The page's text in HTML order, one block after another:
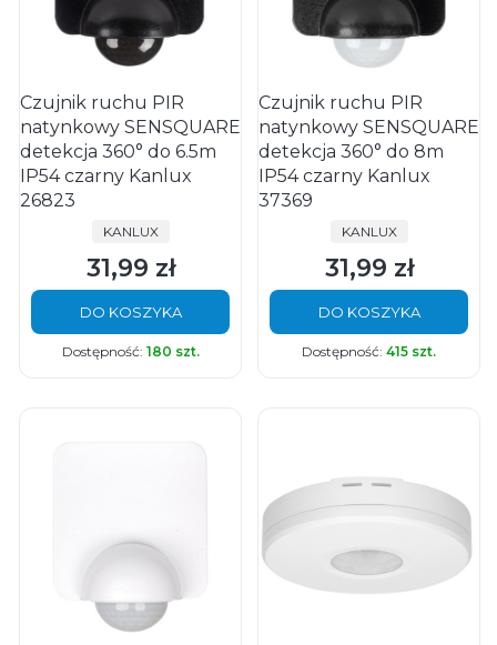
Czujnik ruchu PIR
natynkowy SENSQUARE
detekcja 360° do 6.5m
IP54 czarny Kanlux
26823
PRODUCENT
KANLUX
Cena
31,99 zł
DO KOSZYKA
Dostępność: 180 szt.
Czujnik ruchu PIR
natynkowy SENSQUARE
detekcja 360° do 8m
IP54 czarny Kanlux
37369
PRODUCENT
KANLUX
Cena
31,99 zł
DO KOSZYKA
Dostępność: 415 szt.